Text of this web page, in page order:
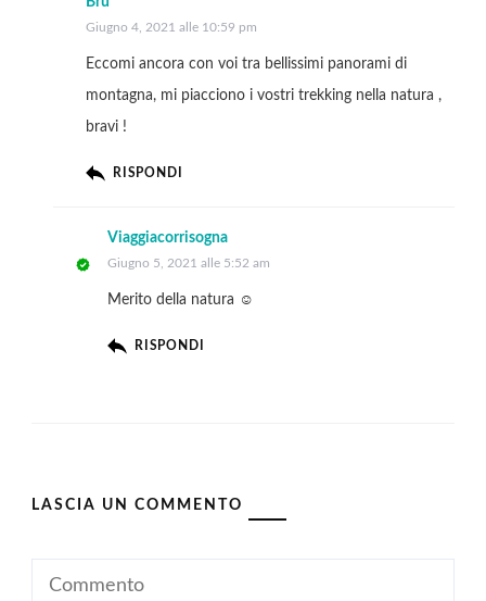
Giugno 4, 2021 alle 10:59 pm
Eccomi ancora con voi tra bellissimi panorami di
montagna, mi piacciono i vostri trekking nella natura ,
bravi !
RISPONDI
Viaggiacorrisogna
Giugno 5, 2021 alle 5:52 am
Merito della natura ☺️
RISPONDI
LASCIA UN COMMENTO